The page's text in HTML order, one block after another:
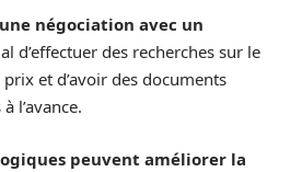
négociation avec un
d’effectuer des recherches sur le
prix et d’avoir des documents
l’avance.
peuvent améliorer la